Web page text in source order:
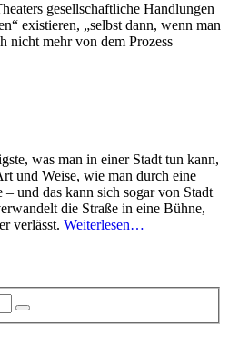
gesellschaftliche Handlungen
existieren, „selbst dann, wenn man
nicht mehr von dem Prozess
was man in einer Stadt tun kann,
und Weise, wie man durch eine
– und das kann sich sogar von Stadt
die Straße in eine Bühne,
verlässt. Weiterlesen…